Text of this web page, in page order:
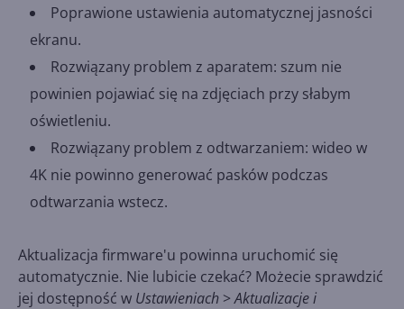
Poprawione ustawienia automatycznej jasności
ekranu.
Rozwiązany problem z aparatem: szum nie
powinien pojawiać się na zdjęciach przy słabym
oświetleniu.
Rozwiązany problem z odtwarzaniem: wideo w
4K nie powinno generować pasków podczas
odtwarzania wstecz.
Aktualizacja firmware'u powinna uruchomić się
automatycznie. Nie lubicie czekać? Możecie sprawdzić
jej dostępność w Ustawieniach >Aktualizacje i